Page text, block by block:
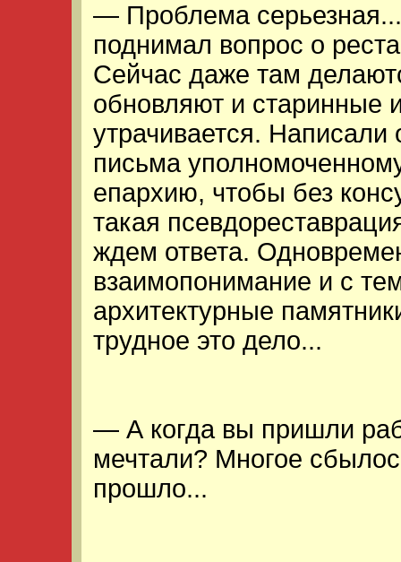
— Проблема
поднимал вопрос о
Сейчас даже там
обновляют и старинные
утрачивается.
письма
епархию, чтобы без
такая
ждем ответа.
взаимопонимание и с
архитектурные
трудное это дело...
— А когда вы пришли
мечтали? Многое
прошло...